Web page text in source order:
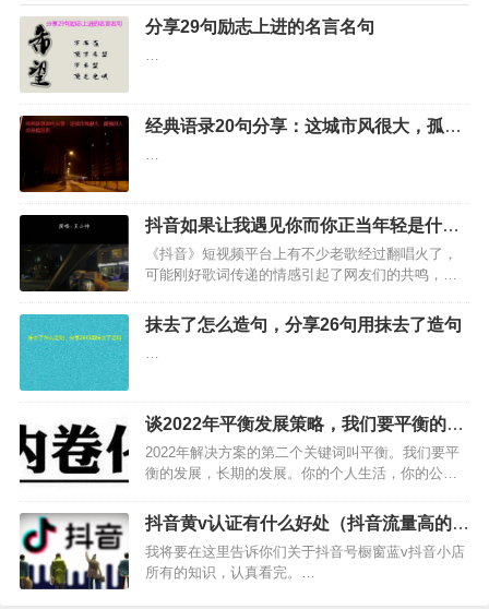
分享29句励志上进的名言名句
…
经典语录20句分享：这城市风很大，孤独
…
抖音如果让我遇见你而你正当年轻是什么
歌曲？
《抖音》短视频平台上有不少老歌经过翻唱火了，
可能刚好歌词传递的情感引起了网友们的共鸣，而
你正当年轻，好多网友不知道首是什么歌曲？小编
刚开始也不知道，后来经过搜索得知这是一首老歌
《怨苍天变了心》，是…
抹去了怎么造句，分享26句用抹去了造句
…
谈2022年平衡发展策略，我们要平衡的发
展
2022年解决方案的第二个关键词叫平衡。我们要平
衡的发展，长期的发展。你的个人生活，你的公司
展，不能说我只赚钱，身体就搞垮，或者说我只赚
快钱，但是不关心国家的形势。你看，密室逃脱这
个行业，上周国家…
抖音黄v认证有什么好处（抖音流量高的是
蓝v和黄v）
我将要在这里告诉你们关于抖音号橱窗蓝v抖音小店
所有的知识，认真看完。…